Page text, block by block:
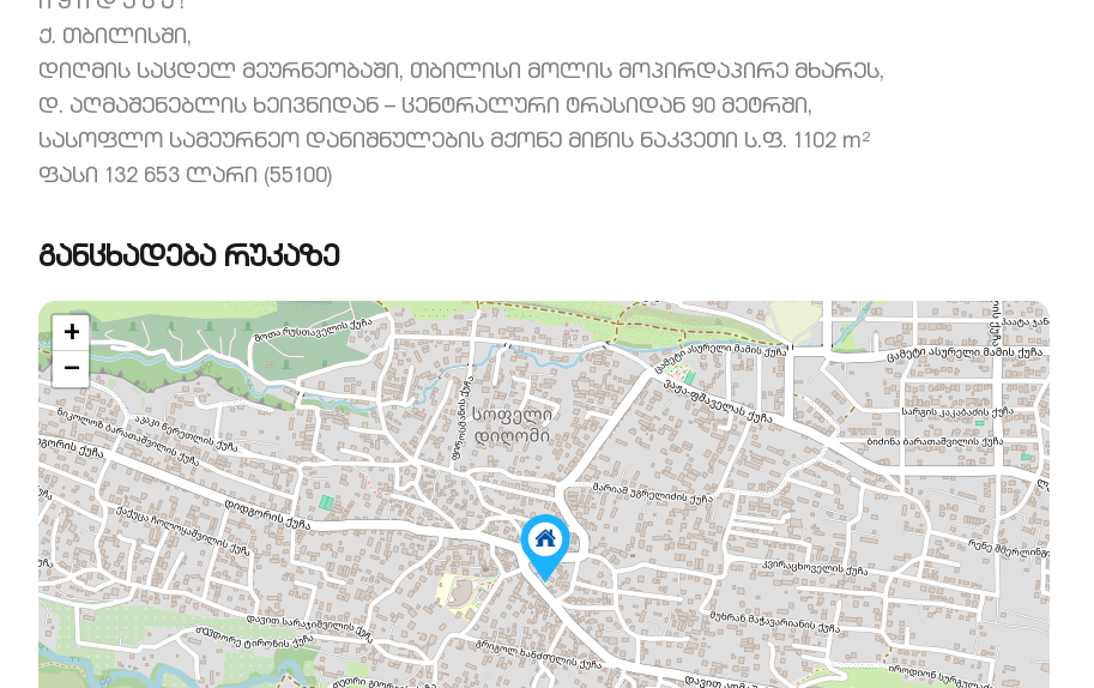
ქ. თბილისში,
დიღმის საცდელ მეურნეობაში, თბილისი მოლის მოპირდაპირე მხარეს,
დ. აღმაშენებლის ხეივნიდან – ცენტრალური ტრასიდან 90 მეტრში,
სასოფლო სამეურნეო დანიშნულების მქონე მიწის ნაკვეთი ს.ფ. 1102 m²
ფასი 132 653 ლარი (55100)
განცხადება რუკაზე
+
−